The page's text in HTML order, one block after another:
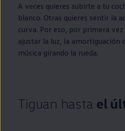
A veces quieres subirte a tu
blanco. Otras quieres sentir la
curva. Por eso, por primera vez
ajustar la luz, la amortiguación
música girando la rueda.
Tiguan hasta el